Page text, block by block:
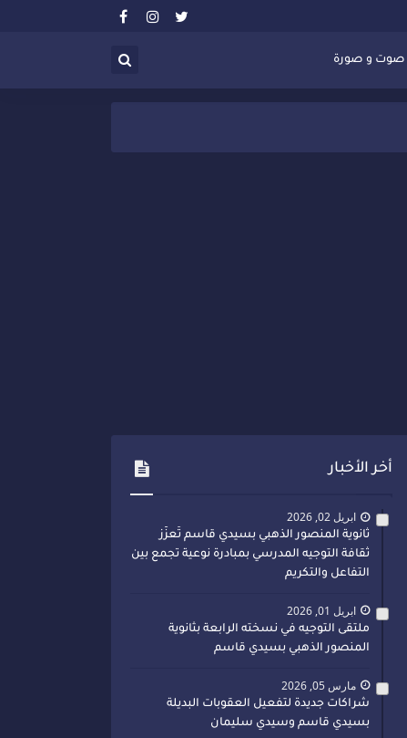
صوت و صورة
أخر الأخبار
ابريل 02, 2026
ثانوية المنصور الذهبي بسيدي قاسم تُعزّز
ثقافة التوجيه المدرسي بمبادرة نوعية تجمع بين
التفاعل والتكريم
ابريل 01, 2026
ملتقى التوجيه في نسخته الرابعة بثانوية
المنصور الذهبي بسيدي قاسم
مارس 05, 2026
شراكات جديدة لتفعيل العقوبات البديلة
بسيدي قاسم وسيدي سليمان